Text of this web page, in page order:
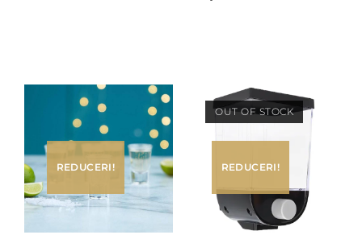
REDUCERI!
OUT OF STOCK
REDUCERI!